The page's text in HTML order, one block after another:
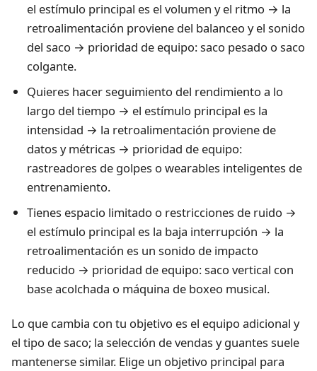
el estímulo principal es el volumen y el ritmo → la
retroalimentación proviene del balanceo y el sonido
del saco → prioridad de equipo: saco pesado o saco
colgante.
Quieres hacer seguimiento del rendimiento a lo
largo del tiempo → el estímulo principal es la
intensidad → la retroalimentación proviene de
datos y métricas → prioridad de equipo:
rastreadores de golpes o wearables inteligentes de
entrenamiento.
Tienes espacio limitado o restricciones de ruido →
el estímulo principal es la baja interrupción → la
retroalimentación es un sonido de impacto
reducido → prioridad de equipo: saco vertical con
base acolchada o máquina de boxeo musical.
Lo que cambia con tu objetivo es el equipo adicional y
el tipo de saco; la selección de vendas y guantes suele
mantenerse similar. Elige un objetivo principal para